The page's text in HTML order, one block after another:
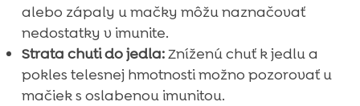
alebo zápaly u mačky môžu naznačovať
nedostatky v imunite.
Strata chuti do jedla:Zníženú chuť k jedlu a
pokles telesnej hmotnosti možno pozorovať u
mačiek s oslabenou imunitou.